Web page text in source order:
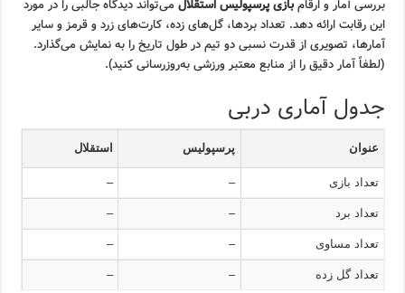
بررسی آمار و ارقامبازی پرسپولیس استقلال می‌تواند دیدگاه جالبی را در مورد
این رقابت ارائه دهد. تعداد بردها، گل‌های زده، کارت‌های زرد و قرمز و سایر
آمارها، تصویری از قدرت نسبی دو تیم در طول تاریخ را به نمایش می‌گذارد.
(لطفاً آمار دقیق را از منابع معتبر ورزشی به‌روزرسانی کنید).
جدول آماری دربی
عنوان پرسپولیس استقلال
تعداد بازی –
–
تعداد برد –
–
تعداد مساوی –
–
تعداد گل زده –
–